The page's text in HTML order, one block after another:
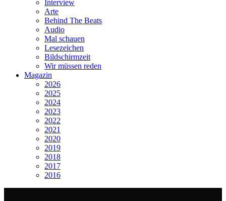
Interview
Arte
Behind The Beats
Audio
Mal schauen
Lesezeichen
Bildschirmzeit
Wir müssen reden
Magazin
2026
2025
2024
2023
2022
2021
2020
2019
2018
2017
2016